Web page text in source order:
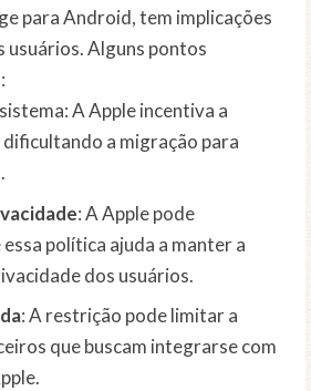
para Android, tem implicações
usuários. Alguns pontos
A Apple incentiva a
dificultando a migração para
: A Apple pode
política ajuda a manter a
dos usuários.
: A restrição pode limitar a
que buscam integrarse com